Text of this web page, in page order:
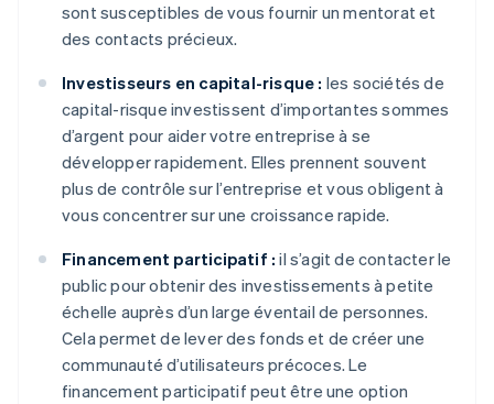
sont susceptibles de vous fournir un mentorat et
des contacts précieux.
Investisseurs en capital-risque : les sociétés de
capital-risque investissent d’importantes sommes
d’argent pour aider votre entreprise à se
développer rapidement. Elles prennent souvent
plus de contrôle sur l’entreprise et vous obligent à
vous concentrer sur une croissance rapide.
Financement participatif : il s’agit de contacter le
public pour obtenir des investissements à petite
échelle auprès d’un large éventail de personnes.
Cela permet de lever des fonds et de créer une
communauté d’utilisateurs précoces. Le
financement participatif peut être une option